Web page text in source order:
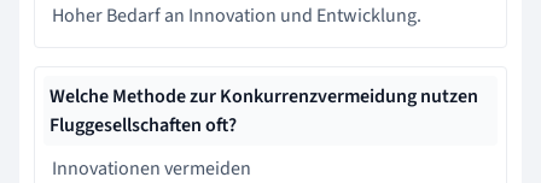
Hoher Bedarf an Innovation und Entwicklung.
Welche Methode zur Konkurrenzvermeidung nutzen
Fluggesellschaften oft?
Innovationen vermeiden